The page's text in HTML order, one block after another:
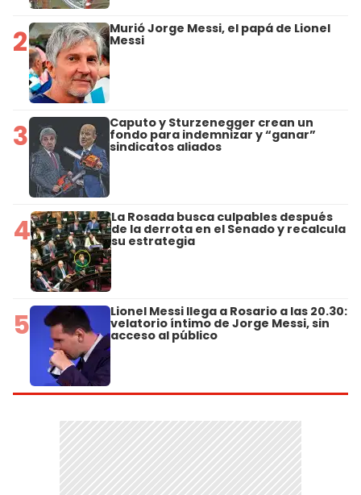
2 Murió Jorge Messi, el papá de Lionel
Messi
3 Caputo y Sturzenegger crean un
fondo para indemnizar y “ganar”
sindicatos aliados
4 La Rosada busca culpables después
de la derrota en el Senado y recalcula
su estrategia
5 Lionel Messi llega a Rosario a las 20.30:
velatorio íntimo de Jorge Messi, sin
acceso al público